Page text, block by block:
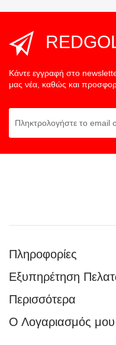
Κάντε εγγραφή στο
μας νέα, καθώς και
Πληροφορίες
Εξυπηρέτηση
Περισσότερα
Ο Λογαριασμός μου